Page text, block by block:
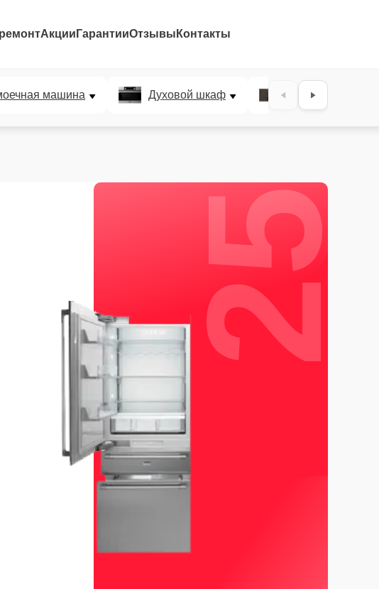
Акции ГарантииОтзывы Контакты
машина Духовой шкаф Варочная
25%